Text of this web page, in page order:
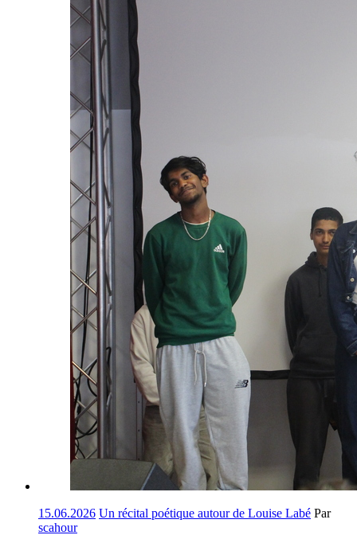
15.06.2026 Un récital poétique autour de Louise Labé Par
scahour